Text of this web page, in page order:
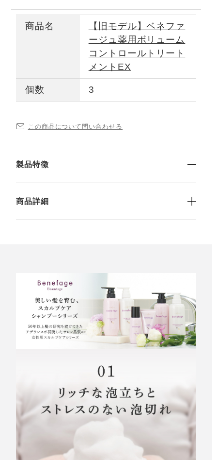
商品名
【旧モデル】ベネファ
ージュ薬用ボリューム
コントロールトリート
メントEX
個数 3
この商品について問い合わせる
製品特徴
商品詳細